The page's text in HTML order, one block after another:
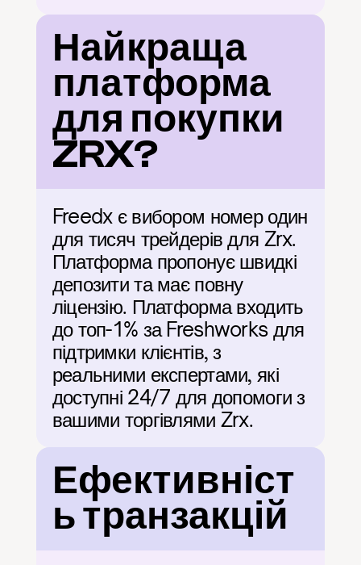
Найкраща
платформа
для покупки
ZRX?
Freedx є вибором номер один
для тисяч трейдерів для Zrx.
Платформа пропонує швидкі
депозити та має повну
ліцензію. Платформа входить
до топ-1% за Freshworks для
підтримки клієнтів, з
реальними експертами, які
доступні 24/7 для допомоги з
вашими торгівлями Zrx.
Ефективніст
ь транзакцій